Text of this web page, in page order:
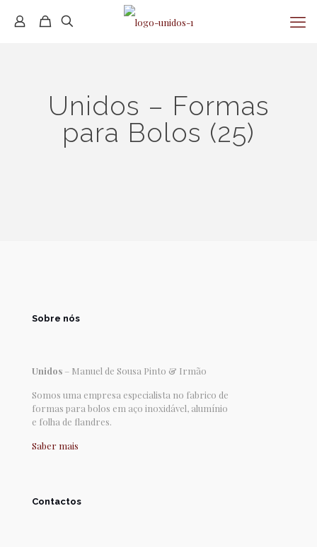
Unidos – Formas
para Bolos (25)
Sobre nós
Unidos – Manuel de Sousa Pinto & Irmão
Somos uma empresa especialista no fabrico de
formas para bolos em aço inoxidável, alumínio
e folha de flandres.
Saber mais
Contactos